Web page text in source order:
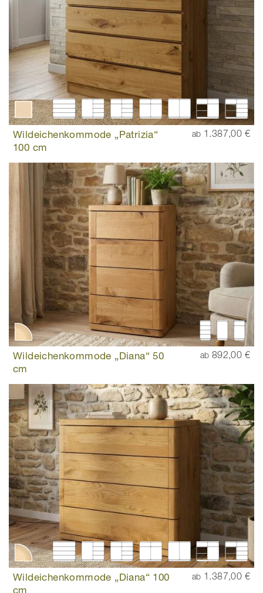
Wildeichenkommode „Patrizia“
100 cm
ab 1.387,00 €
Wildeichenkommode „Diana“ 50
cm
ab 892,00 €
Wildeichenkommode „Diana“ 100
cm
ab 1.387,00 €